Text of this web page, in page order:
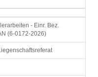
- Einr. Bez.
(6-0172-2026)